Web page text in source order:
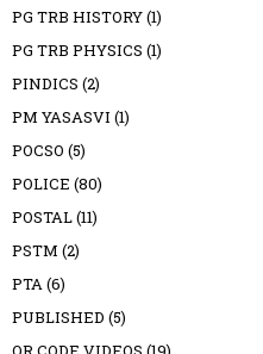
PG TRB HISTORY(1)
PG TRB PHYSICS (1)
PINDICS (2)
PM YASASVI (1)
POCSO (5)
POLICE (80)
POSTAL(11)
PSTM (2)
PTA(6)
PUBLISHED (5)